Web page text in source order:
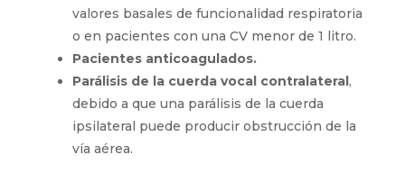
valores basales de funcionalidad respiratoria
o en pacientes con una CV menor de 1 litro.
Pacientes anticoagulados.
Parálisis de la cuerda vocal contralateral,
debido a que una parálisis de la cuerda
ipsilateral puede producir obstrucción de la
vía aérea.